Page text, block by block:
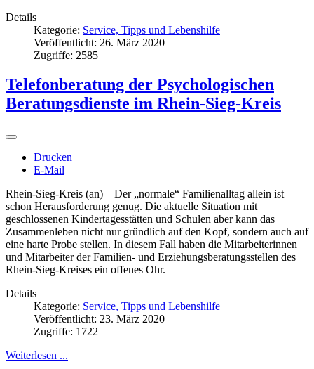
Details
Kategorie: Service, Tipps und Lebenshilfe
Veröffentlicht: 26. März 2020
Zugriffe: 2585
Telefonberatung der Psychologischen
Beratungsdienste im Rhein-Sieg-Kreis
Drucken
E-Mail
Rhein-Sieg-Kreis (an) – Der „normale“ Familienalltag allein ist
schon Herausforderung genug. Die aktuelle Situation mit
geschlossenen Kindertagesstätten und Schulen aber kann das
Zusammenleben nicht nur gründlich auf den Kopf, sondern auch auf
eine harte Probe stellen. In diesem Fall haben die Mitarbeiterinnen
und Mitarbeiter der Familien- und Erziehungsberatungsstellen des
Rhein-Sieg-Kreises ein offenes Ohr.
Details
Kategorie: Service, Tipps und Lebenshilfe
Veröffentlicht: 23. März 2020
Zugriffe: 1722
Weiterlesen ...